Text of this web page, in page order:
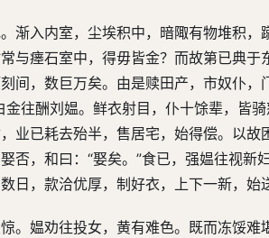
渐入内室，尘埃积中，暗陬有物堆积
与瘗石室中，得毋皆金？而故第已典
间，数巨万矣。由是赎田产，市奴仆
往酬刘媪。鲜衣射目，仆十馀辈，皆
业已耗去殆半，售居宅，始得偿。以
否，和曰：“娶矣。”食已，强媪往视
日，款洽优厚，制好衣，上下一新，始
。媪劝往投女，黄有难色。既而冻馁